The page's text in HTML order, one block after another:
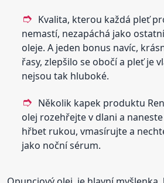
Kvalita, kterou každá pleť
nemastí, nezapáchá jako
oleje. A jeden bonus navíc,
řasy, zlepšilo se obočí a pleť je
nejsou tak hluboké.
Několik kapek produktu
olej rozehřejte v dlani a
hřbet rukou, vmasírujte a
jako noční sérum.